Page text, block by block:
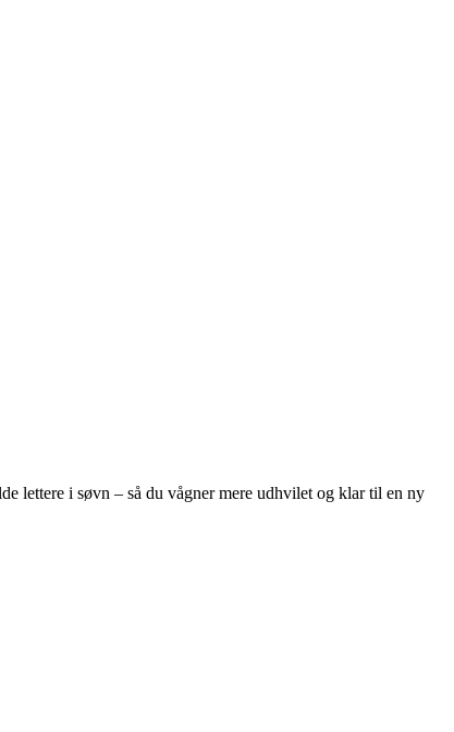
lettere i søvn – så du vågner mere udhvilet og klar til en ny